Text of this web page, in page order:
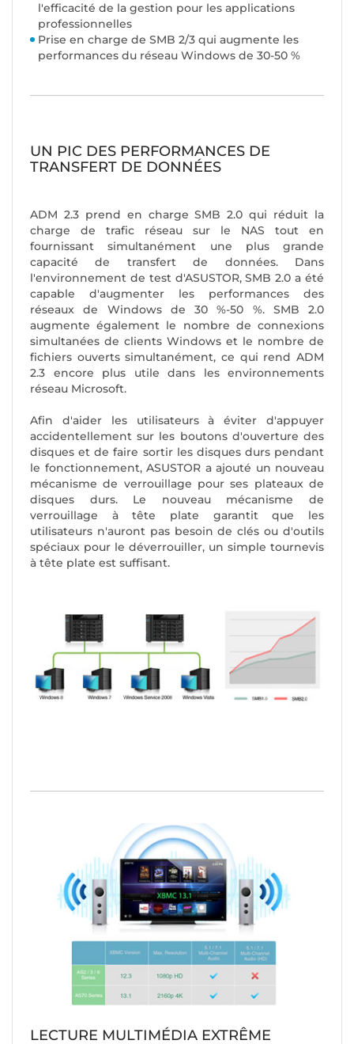
l'efficacité de la gestion pour les applications
professionnelles
Prise en charge de SMB 2/3 qui augmente les
performances du réseau Windows de 30-50 %
UN PIC DES PERFORMANCES DE
TRANSFERT DE DONNÉES
ADM 2.3 prend en charge SMB 2.0 qui réduit la
charge de trafic réseau sur le NAS tout en
fournissant simultanément une plus grande
capacité de transfert de données. Dans
l'environnement de test d'ASUSTOR, SMB 2.0 a été
capable d'augmenter les performances des
réseaux de Windows de 30 %-50 %. SMB 2.0
augmente également le nombre de connexions
simultanées de clients Windows et le nombre de
fichiers ouverts simultanément, ce qui rend ADM
2.3 encore plus utile dans les environnements
réseau Microsoft.
Afin d'aider les utilisateurs à éviter d'appuyer
accidentellement sur les boutons d'ouverture des
disques et de faire sortir les disques durs pendant
le fonctionnement, ASUSTOR a ajouté un nouveau
mécanisme de verrouillage pour ses plateaux de
disques durs. Le nouveau mécanisme de
verrouillage à tête plate garantit que les
utilisateurs n'auront pas besoin de clés ou d'outils
spéciaux pour le déverrouiller, un simple tournevis
à tête plate est suffisant.
LECTURE MULTIMÉDIA EXTRÊME